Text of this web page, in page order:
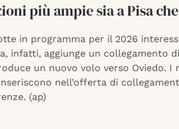
più ampie sia a Pisa
in programma per il 2026
infatti, aggiunge un collegamento
un nuovo volo verso Oviedo.
nell’offerta di
(ap)